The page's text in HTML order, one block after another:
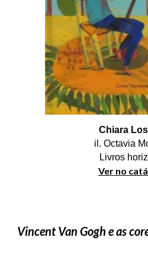
Chiara
il. Octavia
Livros
Ver no
Vincent Van Gogh e as